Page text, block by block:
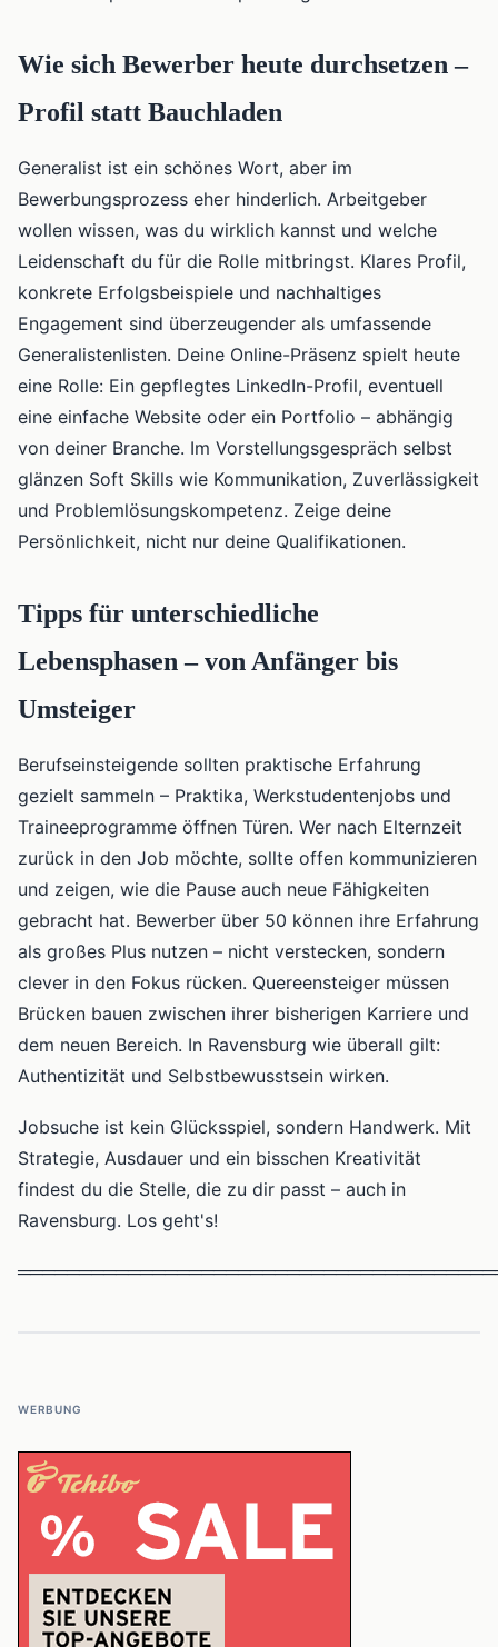
Wie sich Bewerber heute durchsetzen –
Profil statt Bauchladen
Generalist ist ein schönes Wort, aber im
Bewerbungsprozess eher hinderlich. Arbeitgeber
wollen wissen, was du wirklich kannst und welche
Leidenschaft du für die Rolle mitbringst. Klares Profil,
konkrete Erfolgsbeispiele und nachhaltiges
Engagement sind überzeugender als umfassende
Generalistenlisten. Deine Online-Präsenz spielt heute
eine Rolle: Ein gepflegtes LinkedIn-Profil, eventuell
eine einfache Website oder ein Portfolio – abhängig
von deiner Branche. Im Vorstellungsgespräch selbst
glänzen Soft Skills wie Kommunikation, Zuverlässigkeit
und Problemlösungskompetenz. Zeige deine
Persönlichkeit, nicht nur deine Qualifikationen.
Tipps für unterschiedliche
Lebensphasen – von Anfänger bis
Umsteiger
Berufseinsteigende sollten praktische Erfahrung
gezielt sammeln – Praktika, Werkstudentenjobs und
Traineeprogramme öffnen Türen. Wer nach Elternzeit
zurück in den Job möchte, sollte offen kommunizieren
und zeigen, wie die Pause auch neue Fähigkeiten
gebracht hat. Bewerber über 50 können ihre Erfahrung
als großes Plus nutzen – nicht verstecken, sondern
clever in den Fokus rücken. Quereensteiger müssen
Brücken bauen zwischen ihrer bisherigen Karriere und
dem neuen Bereich. In Ravensburg wie überall gilt:
Authentizität und Selbstbewusstsein wirken.
Jobsuche ist kein Glücksspiel, sondern Handwerk. Mit
Strategie, Ausdauer und ein bisschen Kreativität
findest du die Stelle, die zu dir passt – auch in
Ravensburg. Los geht's!
WERBUNG